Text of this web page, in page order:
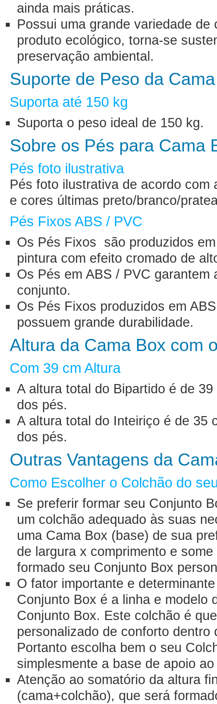
ainda mais práticas.
Possui uma grande variedade
produto ecológico, torna-se
preservação ambiental.
Suporte de Peso da
Suporta até 150 kg
Suporta o peso ideal de 150 kg.
Sobre os Pés para Cama
Pés foto ilustrativa
Pés foto ilustrativa de acordo
e cores últimas preto/branco/
Pés Fixos ABS / PVC
Os Pés Fixos são produzidos
pintura com efeito cromado de
Os Pés em ABS / PVC
conjunto.
Os Pés Fixos produzidos em
possuem grande durabilidade.
Altura da Cama Box com
Com 39 cm Altura
A altura total do Bipartido é de
dos pés.
A altura total do Inteiriço é de 35
dos pés.
Outras Vantagens da
Como Escolher o Colchão do
Se preferir formar seu Conjunto
um colchão adequado às suas
uma Cama Box (base) de sua
de largura x comprimento e
formado seu Conjunto Box
O fator importante e
Conjunto Box é a linha e modelo
Conjunto Box. Este colchão é
personalizado de conforto
Portanto escolha bem o seu
simplesmente a base de apoio
Atenção ao somatório da altura
(cama+colchão), que será